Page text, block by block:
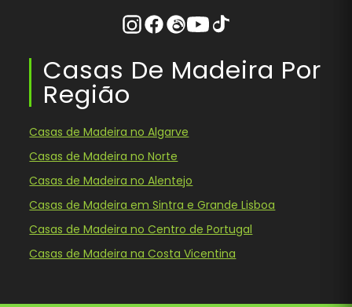
Instagram
Facebook
ThreadsYoutube
Tiktok
Casas De Madeira Por
Região
Casas de Madeira no Algarve
Casas de Madeira no Norte
Casas de Madeira no Alentejo
Casas de Madeira em Sintra e Grande Lisboa
Casas de Madeira no Centro de Portugal
Casas de Madeira na Costa Vicentina